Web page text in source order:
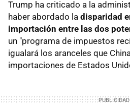
Trump ha criticado a la
haber abordado la disparidad
importación entre las dos
un "programa de impuestos
igualará los aranceles que
importaciones de Estados